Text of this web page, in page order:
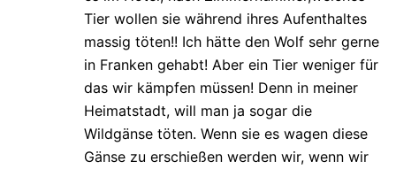
Tier wollen sie während ihres Aufenthaltes
massig töten!! Ich hätte den Wolf sehr gerne
in Franken gehabt! Aber ein Tier weniger für
das wir kämpfen müssen! Denn in meiner
Heimatstadt, will man ja sogar die
Wildgänse töten. Wenn sie es wagen diese
Gänse zu erschießen werden wir, wenn wir